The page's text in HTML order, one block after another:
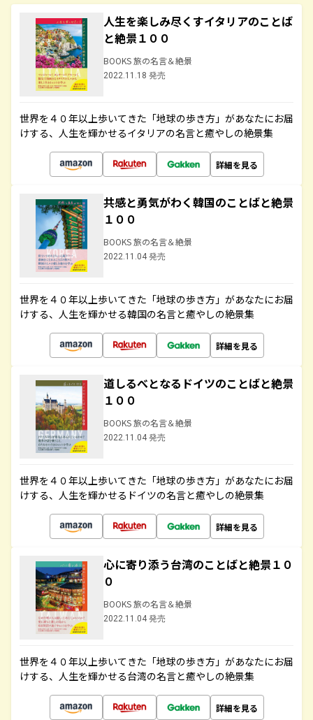
人生を楽しみ尽くすイタリアのことば
と絶景１００
BOOKS 旅の名言＆絶景
2022.11.18 発売
世界を４０年以上歩いてきた「地球の歩き方」があなたにお届
けする、人生を輝かせるイタリアの名言と癒やしの絶景集
詳細を見る
共感と勇気がわく韓国のことばと絶景
１００
BOOKS 旅の名言＆絶景
2022.11.04 発売
世界を４０年以上歩いてきた「地球の歩き方」があなたにお届
けする、人生を輝かせる韓国の名言と癒やしの絶景集
詳細を見る
道しるべとなるドイツのことばと絶景
１００
BOOKS 旅の名言＆絶景
2022.11.04 発売
世界を４０年以上歩いてきた「地球の歩き方」があなたにお届
けする、人生を輝かせるドイツの名言と癒やしの絶景集
詳細を見る
心に寄り添う台湾のことばと絶景１０
０
BOOKS 旅の名言＆絶景
2022.11.04 発売
世界を４０年以上歩いてきた「地球の歩き方」があなたにお届
けする、人生を輝かせる台湾の名言と癒やしの絶景集
詳細を見る